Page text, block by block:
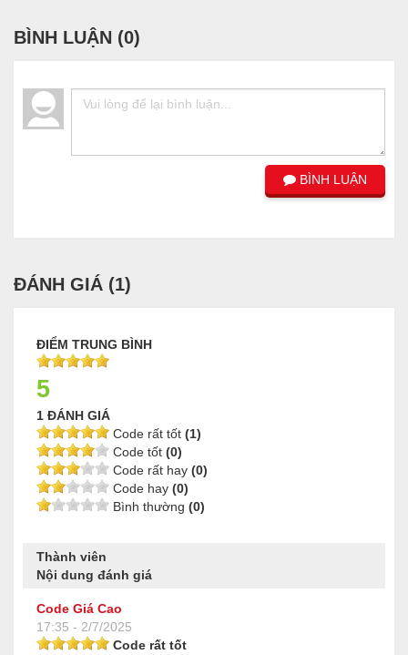
BÌNH LUẬN (0)
BÌNH LUẬN
ĐÁNH GIÁ (1)
ĐIỂM TRUNG BÌNH
5
1 ĐÁNH GIÁ
Code rất tốt (1)
Code tốt (0)
Code rất hay (0)
Code hay (0)
Bình thường (0)
Thành viên
Nội dung đánh giá
Code Giá Cao
17:35 - 2/7/2025
Code rất tốt